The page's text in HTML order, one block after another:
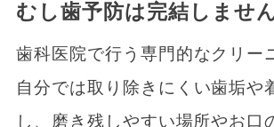
むし歯予防は完結しませ
歯科医院で行う専門的なクリー
自分では取り除きにくい歯垢や
し、磨き残しやすい場所やお口